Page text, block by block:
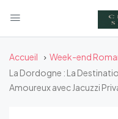
Accueil
Week-end
La Dordogne : La
Amoureux avec Jacuzzi